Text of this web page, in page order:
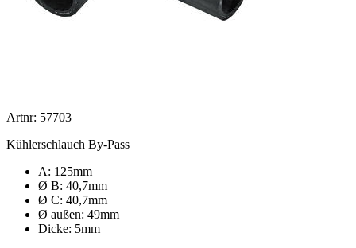
Artnr: 57703
Kühlerschlauch By-Pass
A: 125mm
Ø B: 40,7mm
Ø C: 40,7mm
Ø außen: 49mm
Dicke: 5mm